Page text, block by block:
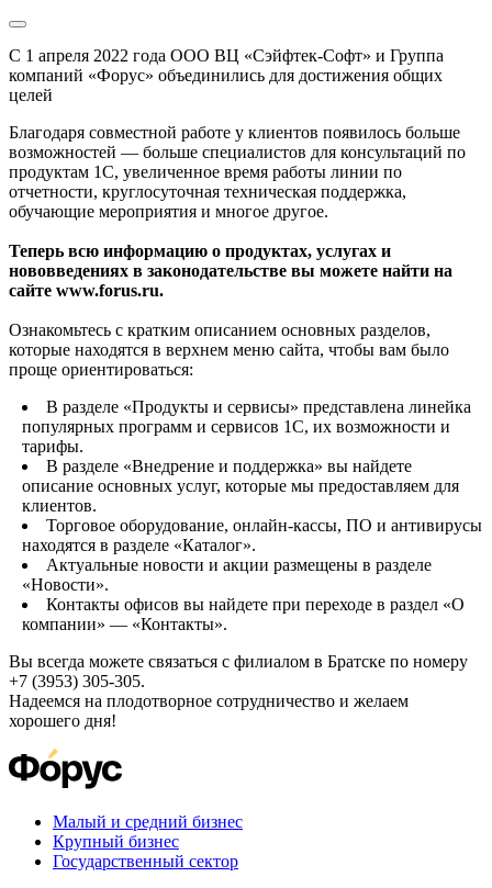
С 1 апреля 2022 года ООО ВЦ «Сэйфтек-Софт» и Группа
компаний «Форус» объединились для достижения общих
целей
Благодаря совместной работе у клиентов появилось больше
возможностей — больше специалистов для консультаций по
продуктам 1С, увеличенное время работы линии по
отчетности, круглосуточная техническая поддержка,
обучающие мероприятия и многое другое.
Теперь всю информацию о продуктах, услугах и
нововведениях в законодательстве вы можете найти на
сайте www.forus.ru.
Ознакомьтесь с кратким описанием основных разделов,
которые находятся в верхнем меню сайта, чтобы вам было
проще ориентироваться:
В разделе «Продукты и сервисы» представлена линейка
популярных программ и сервисов 1С, их возможности и
тарифы.
В разделе «Внедрение и поддержка» вы найдете
описание основных услуг, которые мы предоставляем для
клиентов.
Торговое оборудование, онлайн-кассы, ПО и антивирусы
находятся в разделе «Каталог».
Актуальные новости и акции размещены в разделе
«Новости».
Контакты офисов вы найдете при переходе в раздел «О
компании» — «Контакты».
Вы всегда можете связаться с филиалом в Братске по номеру
+7 (3953) 305-305.
Надеемся на плодотворное сотрудничество и желаем
хорошего дня!
Малый и средний бизнес
Крупный бизнес
Государственный сектор